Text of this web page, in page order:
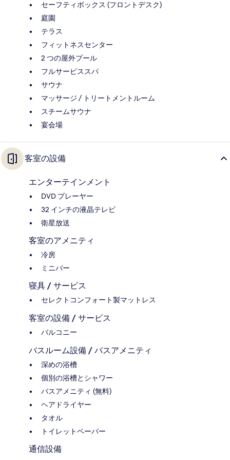
セーフティボックス (フロントデスク)
庭園
テラス
フィットネスセンター
2 つの屋外プール
フルサービススパ
サウナ
マッサージ / トリートメントルーム
スチームサウナ
宴会場
客室の設備
エンターテインメント
DVD プレーヤー
32 インチの液晶テレビ
衛星放送
客室のアメニティ
冷房
ミニバー
寝具 / サービス
セレクトコンフォート製マットレス
客室の設備 / サービス
バルコニー
バスルーム設備 / バスアメニティ
深めの浴槽
個別の浴槽とシャワー
バスアメニティ (無料)
ヘアドライヤー
タオル
トイレットペーパー
通信設備